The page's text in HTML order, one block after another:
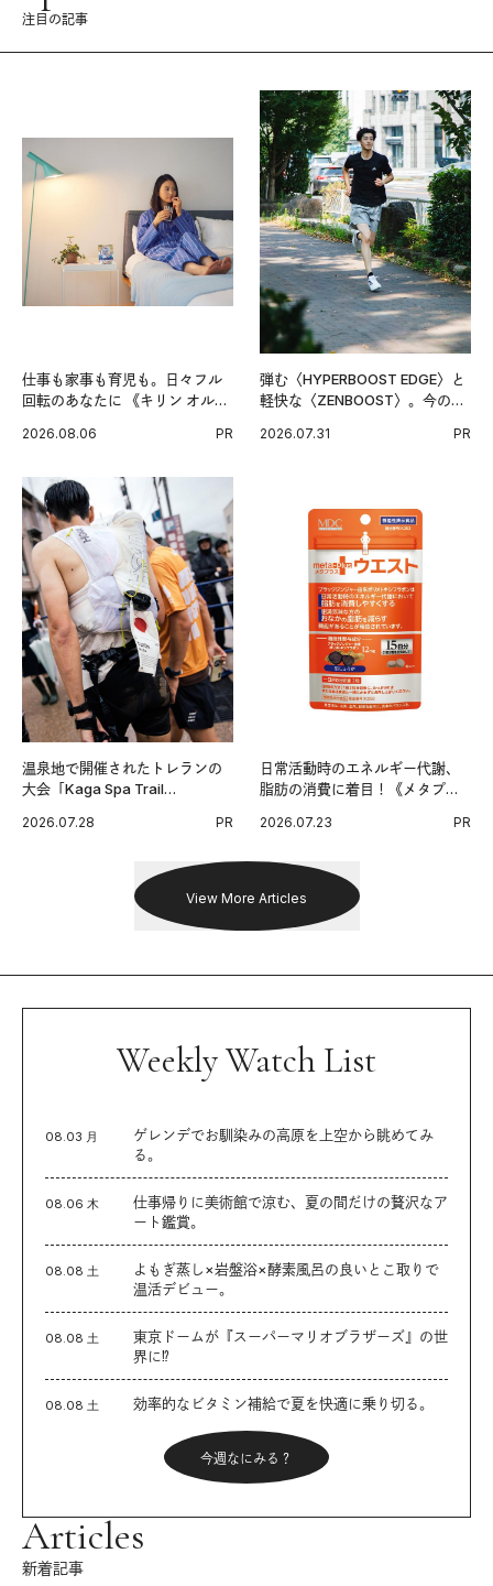
注目の記事
仕事も家事も育児も。日々フル
回転のあなたに 《キリン オルニ
2026.08.06 PR
弾む〈HYPERBOOST EDGE〉と
軽快な〈ZENBOOST〉。今の時
出した新機軸。
2026.07.31 PR
温泉地で開催されたトレランの
大会「Kaga Spa Trail
戦を夢見るランナーたちの奮闘
2026.07.28 PR
日常活動時のエネルギー代謝、
脂肪の消費に着目！《メタプラ
習慣。
2026.07.23 PR
View More Articles
Weekly Watch List
08.03 月
ゲレンデでお馴染みの高原を上空から眺めてみ
る。
08.06 木
仕事帰りに美術館で涼む、夏の間だけの贅沢なア
ート鑑賞。
08.08 土
よもぎ蒸し×岩盤浴×酵素風呂の良いとこ取りで
温活デビュー。
08.08 土
東京ドームが『スーパーマリオブラザーズ』の世
界に⁉︎
08.08 土 効率的なビタミン補給で夏を快適に乗り切る。
今週なにみる？
Articles
新着記事